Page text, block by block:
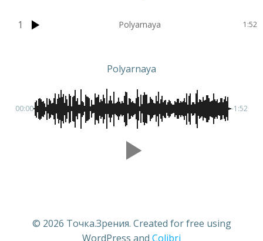
1 Polyarnaya 1:52
Polyarnaya
00:00 -1:52
© 2026 Точка.Зрения. Created for free using
WordPress and Colibri